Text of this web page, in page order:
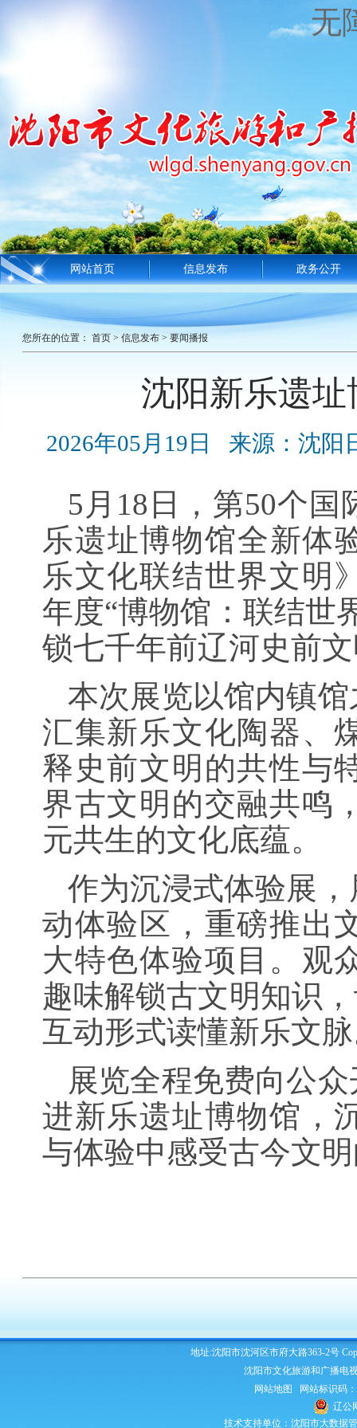
无
网站首页 信息发布 政务公开
您所在的位置： 首页 > 信息发布 > 要闻播报
沈阳新乐遗
2026年05月19日 来源：沈阳
5月18日，第50个
乐遗址博物馆全新
乐文化联结世界文明
年度“博物馆：联结世
锁七千年前辽河史前
本次展览以馆内镇
汇集新乐文化陶器、
释史前文明的共性与
界古文明的交融共鸣
元共生的文化底蕴。
作为沉浸式体验展
动体验区，重磅推出
大特色体验项目。观
趣味解锁古文明知识
互动形式读懂新乐文
展览全程免费向公
进新乐遗址博物馆，
与体验中感受古今文
地址:沈阳市沈河区市府大路363-2号
沈阳市文化旅游和广播电
网站地图
网站标识码
辽公
技术支持单位：沈阳市大数据